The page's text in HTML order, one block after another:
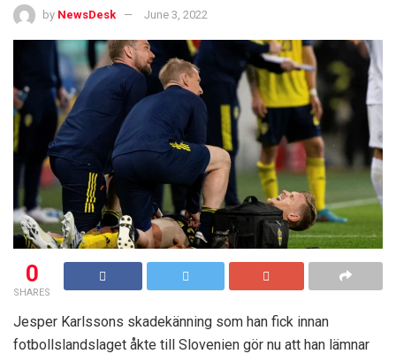
by NewsDesk June 3, 2022
0
SHARES
Jesper Karlssons skadekänning som han fick innan
fotbollslandslaget åkte till Slovenien gör nu att han lämnar